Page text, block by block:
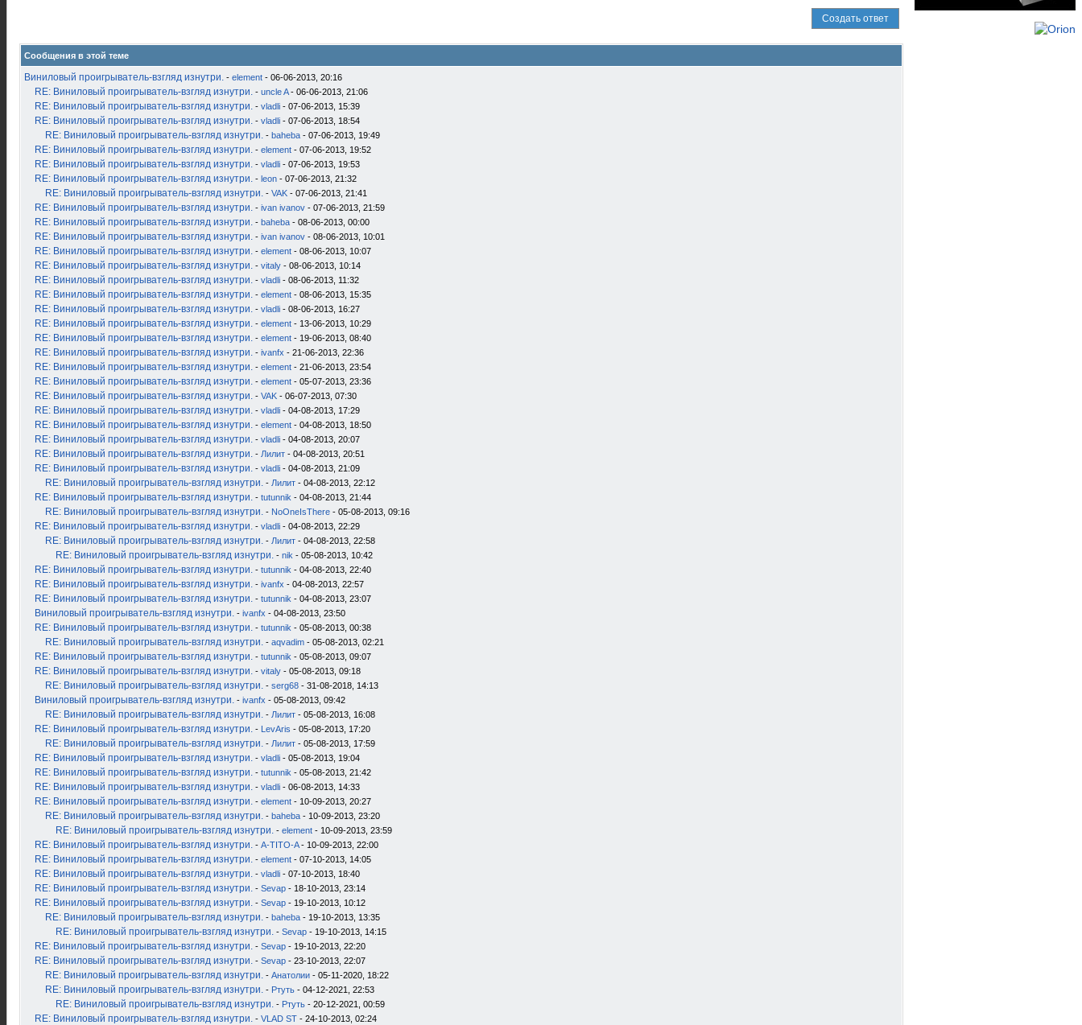
Создать ответ
Сообщения в этой теме
Виниловый проигрыватель-взгляд изнутри. - element - 06-06-2013, 20:16
RE: Виниловый проигрыватель-взгляд изнутри. - uncle A- 06-06-2013, 21:06
RE: Виниловый проигрыватель-взгляд изнутри. - vladli - 07-06-2013, 15:39
RE: Виниловый проигрыватель-взгляд изнутри. - vladli - 07-06-2013, 18:54
RE: Виниловый проигрыватель-взгляд изнутри. - baheba - 07-06-2013, 19:49
RE: Виниловый проигрыватель-взгляд изнутри. - element - 07-06-2013, 19:52
RE: Виниловый проигрыватель-взгляд изнутри. - vladli - 07-06-2013, 19:53
RE: Виниловый проигрыватель-взгляд изнутри. - leon - 07-06-2013, 21:32
RE: Виниловый проигрыватель-взгляд изнутри. - VAK - 07-06-2013, 21:41
RE: Виниловый проигрыватель-взгляд изнутри. - ivan ivanov - 07-06-2013, 21:59
RE: Виниловый проигрыватель-взгляд изнутри. - baheba - 08-06-2013, 00:00
RE: Виниловый проигрыватель-взгляд изнутри. - ivan ivanov - 08-06-2013, 10:01
RE: Виниловый проигрыватель-взгляд изнутри. - element - 08-06-2013, 10:07
RE: Виниловый проигрыватель-взгляд изнутри. - vitaly - 08-06-2013, 10:14
RE: Виниловый проигрыватель-взгляд изнутри. - vladli - 08-06-2013, 11:32
RE: Виниловый проигрыватель-взгляд изнутри. - element - 08-06-2013, 15:35
RE: Виниловый проигрыватель-взгляд изнутри. - vladli - 08-06-2013, 16:27
RE: Виниловый проигрыватель-взгляд изнутри. - element - 13-06-2013, 10:29
RE: Виниловый проигрыватель-взгляд изнутри. - element - 19-06-2013, 08:40
RE: Виниловый проигрыватель-взгляд изнутри. - ivanfx - 21-06-2013, 22:36
RE: Виниловый проигрыватель-взгляд изнутри. - element - 21-06-2013, 23:54
RE: Виниловый проигрыватель-взгляд изнутри. - element - 05-07-2013, 23:36
RE: Виниловый проигрыватель-взгляд изнутри. - VAK - 06-07-2013, 07:30
RE: Виниловый проигрыватель-взгляд изнутри. - vladli - 04-08-2013, 17:29
RE: Виниловый проигрыватель-взгляд изнутри. - element - 04-08-2013, 18:50
RE: Виниловый проигрыватель-взгляд изнутри. - vladli - 04-08-2013, 20:07
RE: Виниловый проигрыватель-взгляд изнутри. - Лилит - 04-08-2013, 20:51
RE: Виниловый проигрыватель-взгляд изнутри. - vladli - 04-08-2013, 21:09
RE: Виниловый проигрыватель-взгляд изнутри. - Лилит - 04-08-2013, 22:12
RE: Виниловый проигрыватель-взгляд изнутри. - tutunnik - 04-08-2013, 21:44
RE: Виниловый проигрыватель-взгляд изнутри. - NoOneIsThere - 05-08-2013, 09:16
RE: Виниловый проигрыватель-взгляд изнутри. - vladli - 04-08-2013, 22:29
RE: Виниловый проигрыватель-взгляд изнутри. - Лилит - 04-08-2013, 22:58
RE: Виниловый проигрыватель-взгляд изнутри. - nik - 05-08-2013, 10:42
RE: Виниловый проигрыватель-взгляд изнутри. - tutunnik - 04-08-2013, 22:40
RE: Виниловый проигрыватель-взгляд изнутри. - ivanfx - 04-08-2013, 22:57
RE: Виниловый проигрыватель-взгляд изнутри. - tutunnik - 04-08-2013, 23:07
Виниловый проигрыватель-взгляд изнутри. - ivanfx - 04-08-2013, 23:50
RE: Виниловый проигрыватель-взгляд изнутри. - tutunnik - 05-08-2013, 00:38
RE: Виниловый проигрыватель-взгляд изнутри. - aqvadim - 05-08-2013, 02:21
RE: Виниловый проигрыватель-взгляд изнутри. - tutunnik - 05-08-2013, 09:07
RE: Виниловый проигрыватель-взгляд изнутри. - vitaly - 05-08-2013, 09:18
RE: Виниловый проигрыватель-взгляд изнутри. - serg68 - 31-08-2018, 14:13
Виниловый проигрыватель-взгляд изнутри. - ivanfx - 05-08-2013, 09:42
RE: Виниловый проигрыватель-взгляд изнутри. - Лилит - 05-08-2013, 16:08
RE: Виниловый проигрыватель-взгляд изнутри. - LevAris - 05-08-2013, 17:20
RE: Виниловый проигрыватель-взгляд изнутри. - Лилит - 05-08-2013, 17:59
RE: Виниловый проигрыватель-взгляд изнутри. - vladli - 05-08-2013, 19:04
RE: Виниловый проигрыватель-взгляд изнутри. - tutunnik - 05-08-2013, 21:42
RE: Виниловый проигрыватель-взгляд изнутри. - vladli - 06-08-2013, 14:33
RE: Виниловый проигрыватель-взгляд изнутри. - element - 10-09-2013, 20:27
RE: Виниловый проигрыватель-взгляд изнутри. - baheba - 10-09-2013, 23:20
RE: Виниловый проигрыватель-взгляд изнутри. - element - 10-09-2013, 23:59
RE: Виниловый проигрыватель-взгляд изнутри. - A-TITO-A- 10-09-2013, 22:00
RE: Виниловый проигрыватель-взгляд изнутри. - element - 07-10-2013, 14:05
RE: Виниловый проигрыватель-взгляд изнутри. - vladli - 07-10-2013, 18:40
RE: Виниловый проигрыватель-взгляд изнутри. - Sevap - 18-10-2013, 23:14
RE: Виниловый проигрыватель-взгляд изнутри. - Sevap - 19-10-2013, 10:12
RE: Виниловый проигрыватель-взгляд изнутри. - baheba - 19-10-2013, 13:35
RE: Виниловый проигрыватель-взгляд изнутри. - Sevap - 19-10-2013, 14:15
RE: Виниловый проигрыватель-взгляд изнутри. - Sevap - 19-10-2013, 22:20
RE: Виниловый проигрыватель-взгляд изнутри. - Sevap - 23-10-2013, 22:07
RE: Виниловый проигрыватель-взгляд изнутри. - Анатолии - 05-11-2020, 18:22
RE: Виниловый проигрыватель-взгляд изнутри. - Ртуть - 04-12-2021, 22:53
RE: Виниловый проигрыватель-взгляд изнутри. - Ртуть - 20-12-2021, 00:59
RE: Виниловый проигрыватель-взгляд изнутри. - VLAD ST - 24-10-2013, 02:24